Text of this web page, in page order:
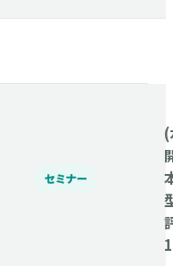
セミナー